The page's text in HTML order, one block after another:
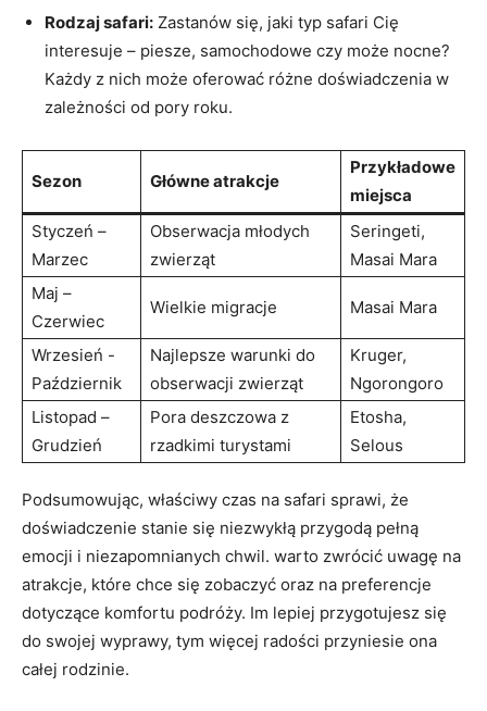
Rodzaj safari: ⁢Zastanów się, jaki typ⁢ safari Cię⁣
interesuje – piesze, samochodowe czy może nocne?
Każdy z nich może oferować różne doświadczenia w⁤
zależności od pory roku.
Sezon Główne atrakcje
Przykładowe
miejsca
Styczeń –
Marzec
Obserwacja ‍młodych
zwierząt
Seringeti,
Masai⁢ Mara
Maj –
Czerwiec
Wielkie‌ migracje Masai Mara
Wrzesień ​-
Październik
Najlepsze warunki ​do
obserwacji zwierząt
Kruger,‌
Ngorongoro
Listopad –
Grudzień
Pora deszczowa z
rzadkimi turystami
Etosha,
Selous
Podsumowując, właściwy czas na safari ⁢sprawi, że
doświadczenie ⁣stanie się niezwykłą przygodą pełną
emocji i niezapomnianych ​chwil. ⁤warto zwrócić uwagę na
atrakcje, które chce się zobaczyć oraz ‌na preferencje
dotyczące ‍komfortu podróży. Im lepiej przygotujesz się
do swojej wyprawy, tym więcej radości przyniesie ona
całej ​rodzinie.